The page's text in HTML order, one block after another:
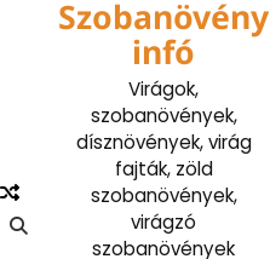
Szobanövény
infó
Virágok,
szobanövények,
dísznövények, virág
fajták, zöld
szobanövények,
virágzó
szobanövények